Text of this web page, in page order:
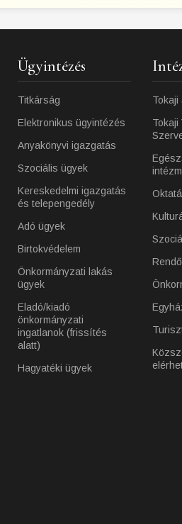
Ügyintézés
Titkárság
Elektronikus ügyintézés
Anyakönyvi igazgatás
Szociális ügyek
Kereskedelmi igazgatás
és telepengedély
Adó ügyek
Birtokvédelem
Önkormányzati lakás
ügyek
Eladó/kiadó
önkormányzati
ingatlanok (frissítés
alatt)
Hagyatéki ügyek
Tokaji
Tokaji